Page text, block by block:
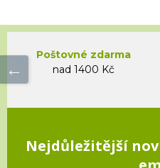
Poštovné zdarma
nad 1400 Kč
Nejdůležitější